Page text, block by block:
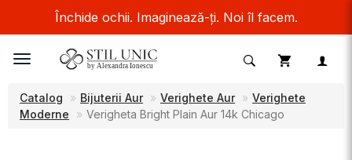
Închide ochii. Imaginează-ți. Noi îl facem.
Toggle
Catalog
Bijuterii Aur Verighete Aur
Verighete
Moderne
Verigheta Bright Plain Aur 14k Chicago